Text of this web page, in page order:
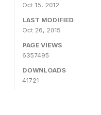
Oct 15, 2012
LAST MODIFIED
Oct 26, 2015
PAGE VIEWS
6357495
DOWNLOADS
41721